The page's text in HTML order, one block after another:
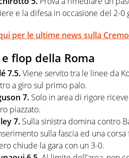
e la difesa in occasione del 2-0
per le ultime news sulla
flop della Roma
7.5.Viene servito tra le linee da
a giro sul primo palo.
7. Solo in area di rigore
piazzato.
7. Sulla sinistra domina contro
sulla fascia ed una
chiude la gara con un 3-0.